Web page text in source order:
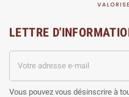
LETTRE
Vous pouvez vous désinscrire à